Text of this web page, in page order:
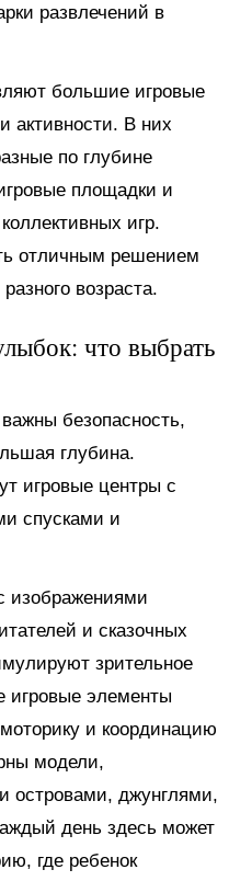
развлечений в
большие игровые
активности. В них
по глубине
площадки и
игр.
отличным решением
возраста.
что выбрать
безопасность,
глубина.
игровые центры с
спусками и
изображениями
и сказочных
зрительное
игровые элементы
и координацию
модели,
островами, джунглями,
день здесь может
где ребенок